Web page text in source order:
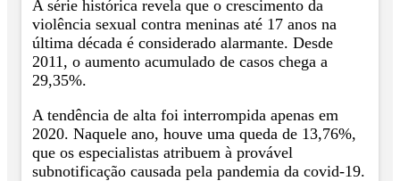
A série histórica revela que o crescimento da
violência sexual contra meninas até 17 anos na
última década é considerado alarmante. Desde
2011, o aumento acumulado de casos chega a
29,35%.
A tendência de alta foi interrompida apenas em
2020. Naquele ano, houve uma queda de 13,76%,
que os especialistas atribuem à provável
subnotificação causada pela pandemia da covid-19.